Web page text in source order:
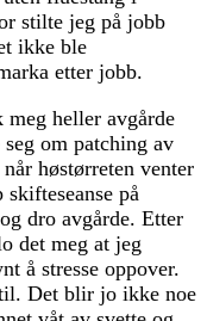
stilte jeg på jobb
ikke ble
etter jobb.
meg heller avgårde
om patching av
høstørreten venter
på
dro avgårde. Etter
det meg at jeg
å stresse oppover.
Det blir jo ikke noe